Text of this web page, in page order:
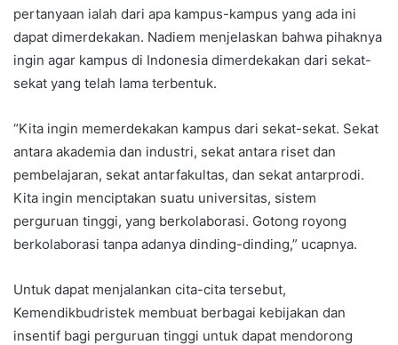
pertanyaan ialah dari apa kampus-kampus yang ada ini
dapat dimerdekakan. Nadiem menjelaskan bahwa pihaknya
ingin agar kampus di Indonesia dimerdekakan dari sekat-
sekat yang telah lama terbentuk.
“Kita ingin memerdekakan kampus dari sekat-sekat. Sekat
antara akademia dan industri, sekat antara riset dan
pembelajaran, sekat antarfakultas, dan sekat antarprodi.
Kita ingin menciptakan suatu universitas, sistem
perguruan tinggi, yang berkolaborasi. Gotong royong
berkolaborasi tanpa adanya dinding-dinding,” ucapnya.
Untuk dapat menjalankan cita-cita tersebut,
Kemendikbudristek membuat berbagai kebijakan dan
insentif bagi perguruan tinggi untuk dapat mendorong